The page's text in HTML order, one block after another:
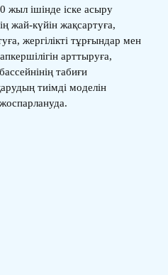
жыл ішінде іске асыру
жай-күйін жақсартуға,
жергілікті тұрғындар мен
арттыруға,
табиғи
тиімді моделін